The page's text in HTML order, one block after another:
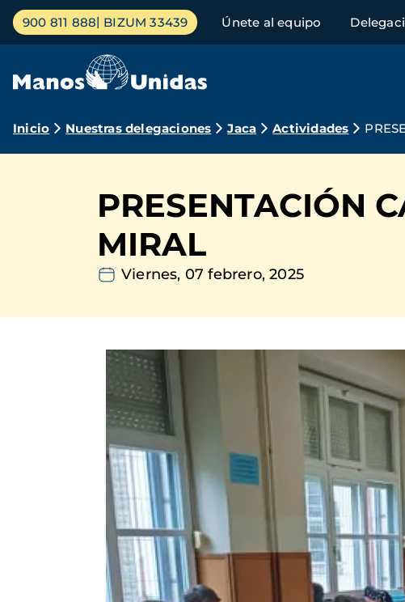
Pasar
contenido
Menú
principal
900 811 888 BIZUM 33439 Únete al equipo
Ruta
navegación
Inicio Nuestras delegaciones Jaca Actividades
PRESENTACIÓN
MIRAL
Viernes, 07 febrero, 2025